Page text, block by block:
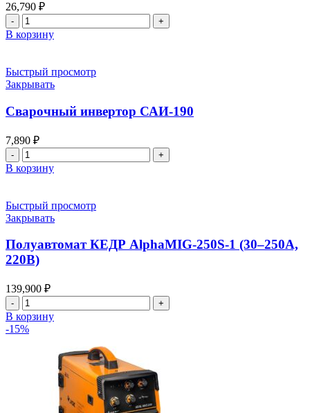
26,790 ₽
Количество
товара
Сварочный
САИПА-200
В корзину
Быстрый просмотр
Закрывать
Сварочный инвертор САИ-190
7,890 ₽
Количество
товара
Сварочный
САИ-190
В корзину
Быстрый просмотр
Закрывать
Полуавтомат КЕДР AlphaMIG-250S-1 (30–250А,
220В)
139,900 ₽
Количество
товара
Полуавтомат
AlphaMIG-
В корзину
-15%